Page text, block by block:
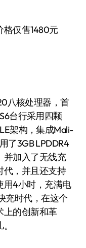
八核处理器，首
台行采用四颗
架构，集成Mali-
了3GB LPDDR4
并加入了无线充
代，并且还支持
用4小时，充满电
充时代，在这个
上的创新和革